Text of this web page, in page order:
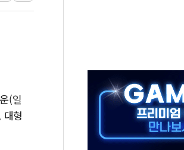
플레어·태양광주↑ VS 트레이드데스크·웬디스↓
(일
형